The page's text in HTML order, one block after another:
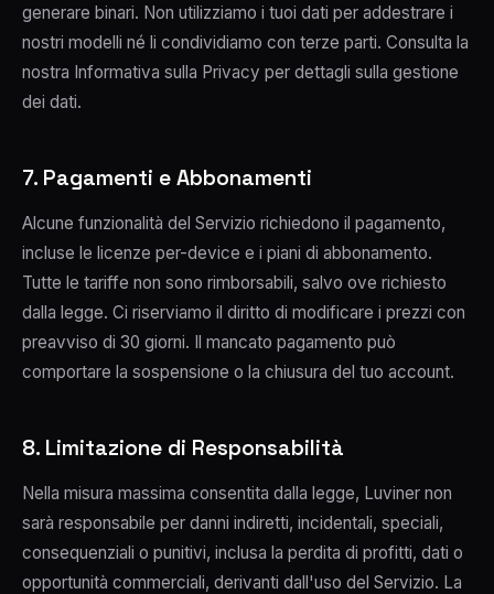
generare binari. Non utilizziamo i tuoi dati per addestrare i
nostri modelli né li condividiamo con terze parti. Consulta la
nostra Informativa sulla Privacy per dettagli sulla gestione
dei dati.
7. Pagamenti e Abbonamenti
Alcune funzionalità del Servizio richiedono il pagamento,
incluse le licenze per-device e i piani di abbonamento.
Tutte le tariffe non sono rimborsabili, salvo ove richiesto
dalla legge. Ci riserviamo il diritto di modificare i prezzi con
preavviso di 30 giorni. Il mancato pagamento può
comportare la sospensione o la chiusura del tuo account.
8. Limitazione di Responsabilità
Nella misura massima consentita dalla legge, Luviner non
sarà responsabile per danni indiretti, incidentali, speciali,
consequenziali o punitivi, inclusa la perdita di profitti, dati o
opportunità commerciali, derivanti dall'uso del Servizio. La